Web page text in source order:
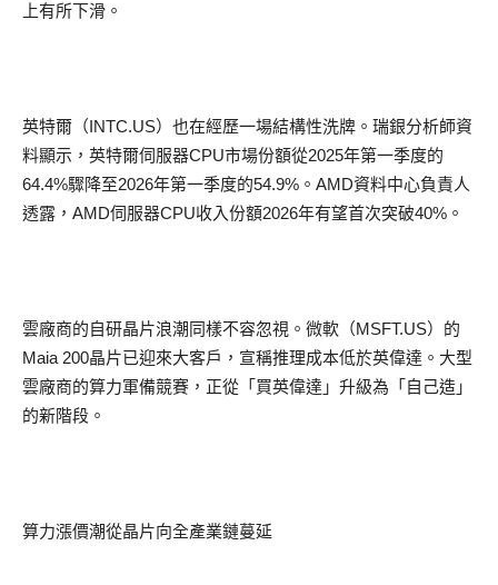
上有所下滑。
英特爾（INTC.US）也在經歷一場結構性洗牌。瑞銀分析師資
料顯示，英特爾伺服器CPU市場份額從2025年第一季度的
64.4%驟降至2026年第一季度的54.9% 。 AMD資料中心負責人
透露， AMD伺服器CPU收入份額2026年有望首次突破40% 。
雲廠商的自研晶片浪潮同樣不容忽視。微軟（MSFT.US）的
Maia 200晶片已迎來大客戶，宣稱推理成本低於英偉達。大型
雲廠商的算力軍備競賽，正從「買英偉達」升級為「自己造」
的新階段。
算力漲價潮從晶片向全產業鏈蔓延